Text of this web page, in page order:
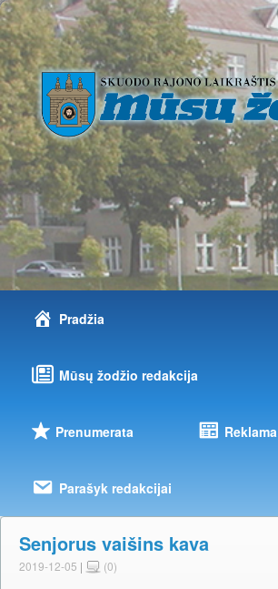
Pradžia
Mūsų žodžio redakcija
Prenumerata Reklama
Parašyk redakcijai
Senjorus vaišins kava
2019-12-05 | (0)